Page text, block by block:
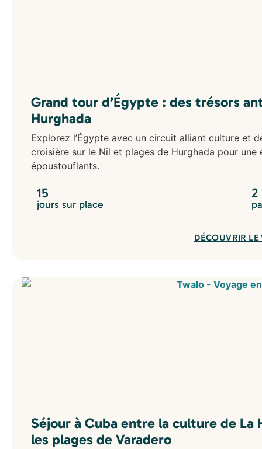
Grand tour d’Égypte : des trésors
Hurghada
Explorez l’Égypte avec un circuit alliant culture et
croisière sur le Nil et plages de Hurghada pour
époustouflants.
15
jours sur place
2
DÉCOUVRIR LE
Séjour à Cuba entre la culture de La
les plages de Varadero